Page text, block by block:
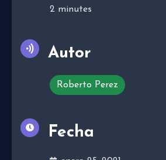
2 minutes
Autor
Roberto Perez
Fecha